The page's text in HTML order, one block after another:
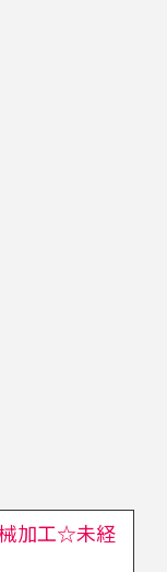
械加工☆未経